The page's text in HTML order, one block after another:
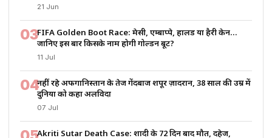
21 Jun
03FIFA Golden Boot Race: मेसी, एम्बाप्पे, हालैंड या हैरी केन…
जानिए इस बार किसके नाम होगी गोल्डन बूट?
11 Jul
04नहीं रहे अफगानिस्तान के तेज गेंदबाज शपूर ज़ादरान, 38 साल की उम्र में
दुनिया को कहा अलविदा
07 Jul
Akriti Sutar Death Case: शादी के 72 दिन बाद मौत, दहेज,